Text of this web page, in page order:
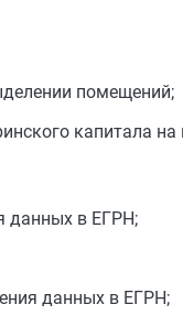
помещений;
капитала
данных в ЕГРН;
данных в ЕГРН;